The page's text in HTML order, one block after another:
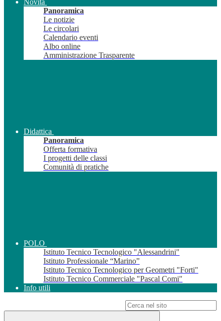
Novità
Panoramica
Le notizie
Le circolari
Calendario eventi
Albo online
Amministrazione Trasparente
Didattica
Panoramica
Offerta formativa
I progetti delle classi
Comunità di pratiche
POLO
Istituto Tecnico Tecnologico "Alessandrini"
Istituto Professionale “Marino”
Istituto Tecnico Tecnologico per Geometri "Forti"
Istituto Tecnico Commerciale "Pascal Comi"
Info utili